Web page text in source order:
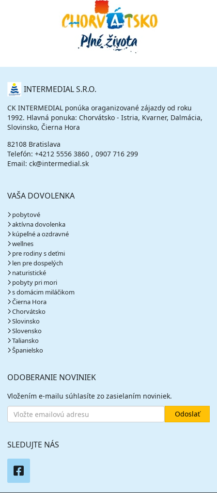
O
NÁS INTERMEDIAL S.R.O.
CK INTERMEDIAL ponúka oraganizované zájazdy od roku
1992. Hlavná ponuka: Chorvátsko - Istria, Kvarner, Dalmácia,
Slovinsko, Čierna Hora
82108 Bratislava
Telefón: +4212 5556 3860
0907 716 299
Email: ck@intermedial.sk
VAŠA DOVOLENKA
pobytové
aktívna dovolenka
kúpeľné a ozdravné
wellnes
pre rodiny s deťmi
len pre dospelých
naturistické
pobyty pri mori
s domácim miláčikom
Čierna Hora
Chorvátsko
Slovinsko
Slovensko
Taliansko
Španielsko
ODOBERANIE NOVINIEK
Vložením e-mailu súhlasíte zo zasielaním noviniek.
SLEDUJTE NÁS